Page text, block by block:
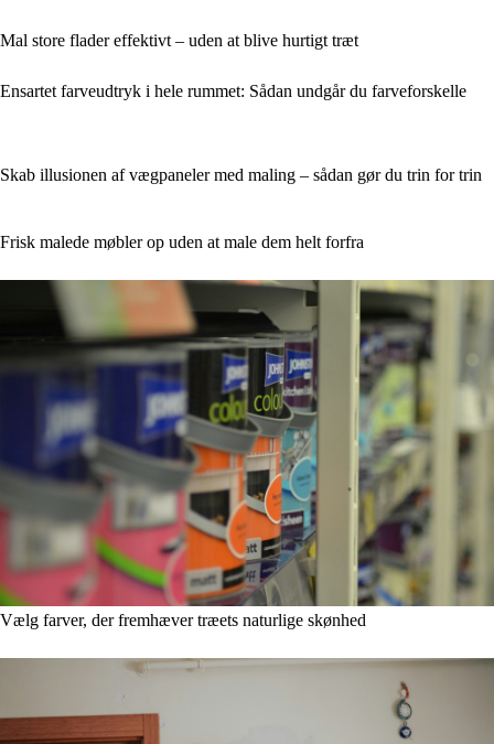
Mal store flader effektivt – uden at blive hurtigt træt
Ensartet farveudtryk i hele rummet: Sådan undgår du farveforskelle
Skab illusionen af vægpaneler med maling – sådan gør du trin for trin
Frisk malede møbler op uden at male dem helt forfra
Vælg farver, der fremhæver træets naturlige skønhed